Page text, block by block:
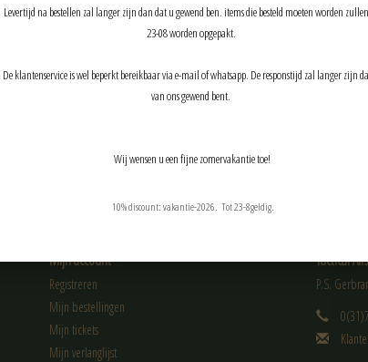
Mijn account
Registreren
Mijn bestellingen
Mijn tickets
Mijn verlanglijst
Tactical
P.S.
Levertijd na bestellen zal langer zijn dan dat u gewend ben. items die besteld moeten worden
23-08 worden opgepakt.
De klantenservice is wel beperkt bereikbaar via e-mail of whatsapp. De responstijd zal langer zijn
van ons gewend bent.
Wij wensen u een fijne zomervakantie toe!
10% discount: vakantie-2026. Tot 23-8geldig.